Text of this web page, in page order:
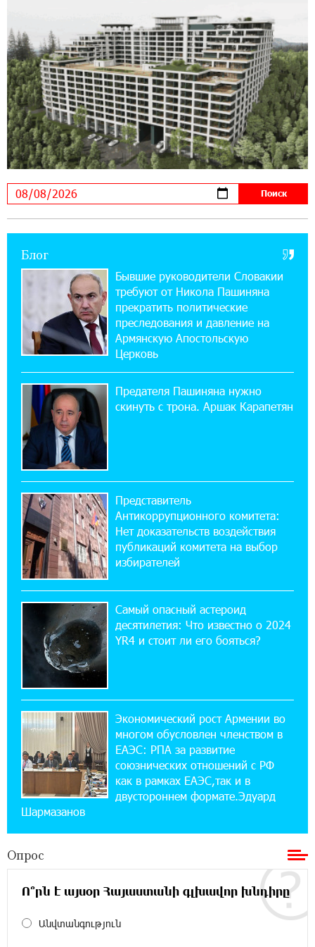
Ucom и FPWC обеспечат круглосуточный
мониторинг дикой природы в Гнишике с
помощью солнечной энергии
22:41:05 3-08-2026
Idram и IDBank - рядом со стартапами на
Seaside Startup Summit
10:12:55 3-08-2026
В мобильном приложении Юнибанка теперь
можно зарегистрироваться также с помощью
«Бесплатные бонусы в играх»: IDBank
предупреждает о кибератаках на школьников
11:21:15 31-07-2026
ЕАЭС со временем будет расширяться. Когда-
нибудь это поймёт и рядовой армянин, но
11:03:52 31-07-2026
Если Израиль использует тему Геноцида
армян против Эрдогана, то что для него
значит сам Геноцид?
17:16:14 30-07-2026
ВТБ (Армения): вклад «Стабильный» — до
10% годовых и оформление в мобильном
приложении
17:03:49 30-07-2026
Платформа Rate.Trading на Seaside Startup
14:44:13 29-07-2026
Состоялось открытие Khachaturian Rooftop
при поддержке IDBank
18:38:18 28-07-2026
Пашинян ты упустил свой шанс уйти
спокойно. Аршак Карапетян
12:04:53 28-07-2026
Обновленный Центр продаж и обслуживания
Ucom открылся по адресу ул. Шаумяна, 24/2
в Арарате
22:28:49 27-07-2026
Никогда Нагорный Карабах не был в составе
независимого Азербайджана. Аршак
Блог
Бывшие руководители Словакии
требуют от Никола Пашиняна
прекратить политические
преследования и давление на
Армянскую Апостольскую
Церковь
Предателя Пашиняна нужно
скинуть с трона. Аршак Карапетян
Представитель
Антикоррупционного комитета:
Нет доказательств воздействия
публикаций комитета на выбор
избирателей
Самый опасный астероид
десятилетия: Что известно о 2024
YR4 и стоит ли его бояться?
Экономический рост Армении во
многом обусловлен членством в
ЕАЭС: РПА за развитие
союзнических отношений с РФ
как в рамках ЕАЭС,так и в
двустороннем формате.Эдуард
Шармазанов
Опрос
Ո՞րն է այսօր Հայաստանի գլխավոր խնդիրը
Անվտանգություն